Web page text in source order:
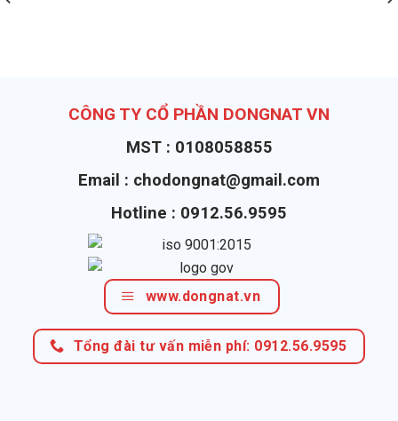
CÔNG TY CỔ PHẦN DONGNAT VN
MST : 0108058855
Email : chodongnat@gmail.com
Hotline : 0912.56.9595
www.dongnat.vn
Tổng đài tư vấn miễn phí: 0912.56.9595